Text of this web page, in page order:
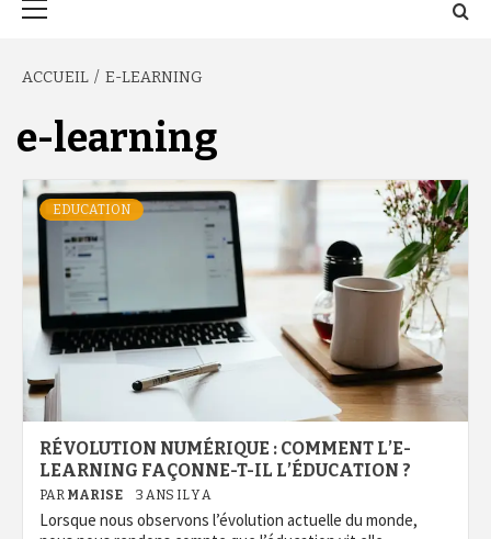
ACCUEIL E-LEARNING
e-learning
EDUCATION
RÉVOLUTION NUMÉRIQUE : COMMENT L’E-
LEARNING FAÇONNE-T-IL L’ÉDUCATION ?
PAR MARISE 3 ANS IL Y A
Lorsque nous observons l’évolution actuelle du monde,